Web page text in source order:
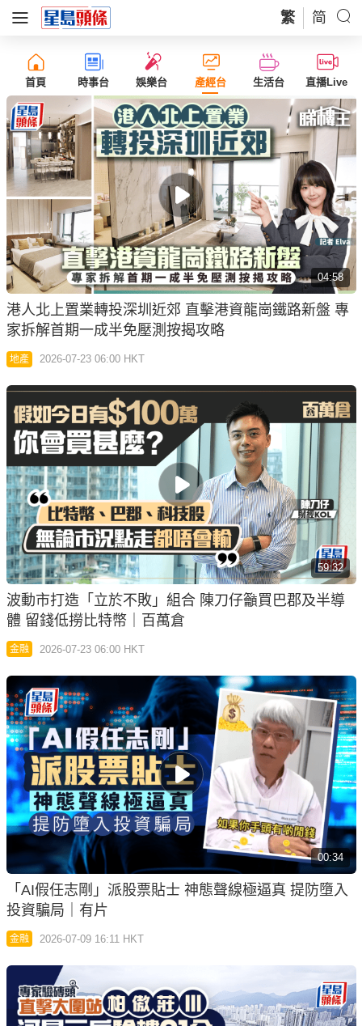
繁 简
首頁 時事台 娛樂台 產經台 生活台 直播Live
04:58
港人北上置業轉投深圳近郊 直擊港資龍崗鐵路新盤 專
家拆解首期一成半免壓測按揭攻略
地產 2026-07-23 06:00 HKT
59:32
波動市打造「立於不敗」組合 陳刀仔籲買巴郡及半導
體 留錢低撈比特幣｜百萬倉
金融 2026-07-23 06:00 HKT
00:34
「AI假任志剛」派股票貼士 神態聲線極逼真 提防墮入
投資騙局｜有片
金融 2026-07-09 16:11 HKT